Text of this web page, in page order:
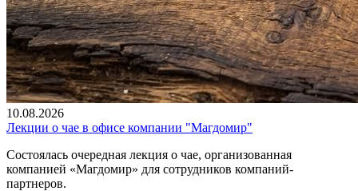
10.08.2026
Лекции о чае в офисе компании "Магдомир"
Состоялась очередная лекция о чае, организованная
компанией «Магдомир» для сотрудников компаний-
партнеров.